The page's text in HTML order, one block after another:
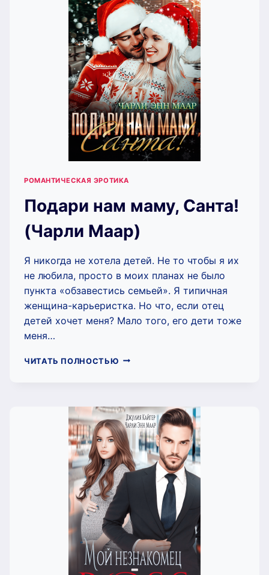
РОМАНТИЧЕСКАЯ ЭРОТИКА
Подари нам маму, Санта!
(Чарли Маар)
Я никогда не хотела детей. Не то чтобы я их
не любила, просто в моих планах не было
пункта «обзавестись семьей». Я типичная
женщина-карьеристка. Но что, если отец
детей хочет меня? Мало того, его дети тоже
меня…
ЧИТАТЬ ПОЛНОСТЬЮ ПОДАРИ
(ЧАРЛИ
МААР)